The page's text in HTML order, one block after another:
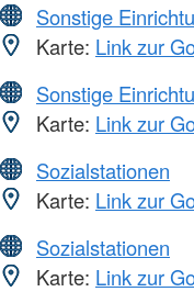
Sonstige
Karte: Link zur
Sonstige
Karte: Link zur
Sozialstationen
Karte: Link zur
Sozialstationen
Karte: Link zur